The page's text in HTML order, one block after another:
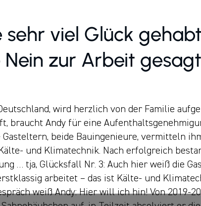
sehr viel Glück
Nein zur Arbeit
wird herzlich von der Familie
braucht Andy für eine
Gasteltern, beide Bauingenieure, vermitteln
und Klimatechnik. Nach erfolgreich
… tja, Glücksfall Nr. 3: Auch hier weiß die
arbeitet – das ist Kälte- und
weiß Andy: Hier will ich hin! Von 2019-